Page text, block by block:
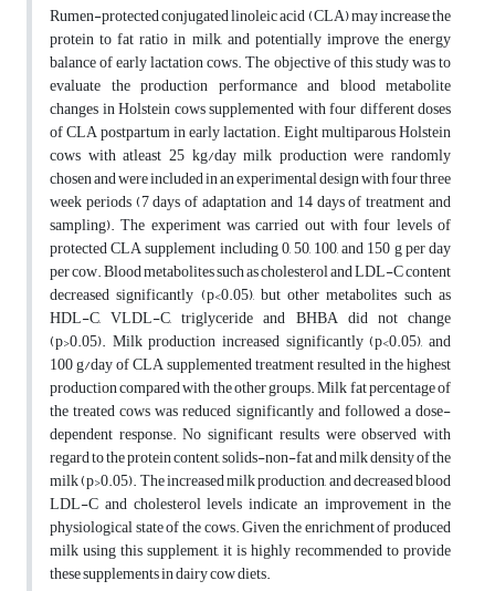
Rumen-protected conjugated linoleic acid (CLA) may increase the
protein to fat ratio in milk, and potentially improve the energy
balance of early lactation cows. The objective of this study was to
evaluate the production performance and blood metabolite
changes in Holstein cows supplemented with four different doses
of CLA postpartum in early lactation. Eight multiparous Holstein
cows with atleast 25 kg/day milk production were randomly
chosen and were included in an experimental design with four three
week periods (7 days of adaptation and 14 days of treatment and
sampling). The experiment was carried out with four levels of
protected CLA supplement including 0, 50, 100, and 150 g per day
per cow. Blood metabolites such as cholesterol and LDL-C content
decreased significantly (p<0.05), but other metabolites such as
HDL-C, VLDL-C, triglyceride and BHBA did not change
(p>0.05). Milk production increased significantly (p<0.05), and
100 g/day of CLA supplemented treatment resulted in the highest
production compared with the other groups. Milk fat percentage of
the treated cows was reduced significantly and followed a dose-
dependent response. No significant results were observed with
regard to the protein content, solids-non-fat and milk density of the
milk (p>0.05). The increased milk production, and decreased blood
LDL-C and cholesterol levels indicate an improvement in the
physiological state of the cows. Given the enrichment of produced
milk using this supplement, it is highly recommended to provide
these supplements in dairy cow diets.